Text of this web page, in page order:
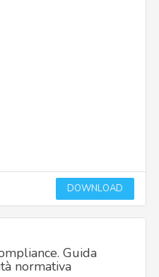
DOWNLOAD
Guida
normativa